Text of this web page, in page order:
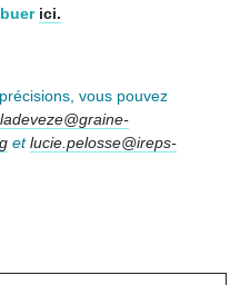
ici.
vous pouvez
etlucie.pelosse@ireps-